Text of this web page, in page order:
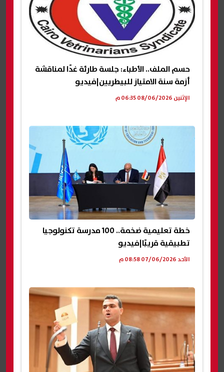
حسم الملف.. الأطباء: جلسة طارئة غدًا لمناقشة
أزمة سنة الامتياز للبيطريين|فيديو
الإثنين 08/06/2026 06:35 م
خطة تعليمية ضخمة.. 100 مدرسة تكنولوجيا
تطبيقية قريبًا|فيديو
الأحد 07/06/2026 08:58 م